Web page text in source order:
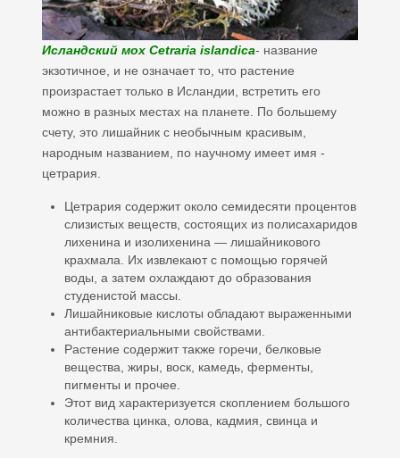
Исландский мох Cetraria islandica- название
экзотичное, и не означает то, что растение
произрастает только в Исландии, встретить его
можно в разных местах на планете. По большему
счету, это лишайник с необычным красивым,
народным названием, по научному имеет имя -
цетрария.
Цетрария содержит около семидесяти процентов
слизистых веществ, состоящих из полисахаридов
лихенина и изолихенина — лишайникового
крахмала. Их извлекают с помощью горячей
воды, а затем охлаждают до образования
студенистой массы.
Лишайниковые кислоты обладают выраженными
антибактериальными свойствами.
Растение содержит также горечи, белковые
вещества, жиры, воск, камедь, ферменты,
пигменты и прочее.
Этот вид характеризуется скоплением большого
количества цинка, олова, кадмия, свинца и
кремния.